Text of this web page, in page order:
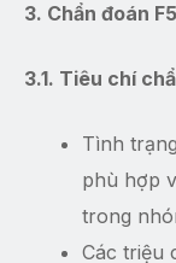
3. Chẩn đoán
3.1. Tiêu chí
Tình
phù hợp
trong
Các triệu